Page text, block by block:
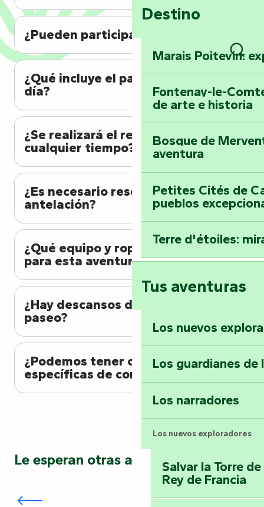
Destino
Marais Poitevin:
Fontenay-le-
de arte e historia
Bosque de
aventura
Petites Cités de
pueblos
Terre d'étoiles:
Tus aventuras
Los nuevos
Los guardianes de
Los narradores
Los nuevos exploradores
Salvar la Torre
Rey de Francia
¿Pueden participar los niños?
¿Qué incluye el paquete de un
día?
¿Se realizará el recorrido con
cualquier tiempo?
¿Es necesario reservar con
antelación?
¿Qué equipo y ropa necesita
para esta aventura?
¿Hay descansos durante el
paseo?
¿Podemos tener opciones
específicas de comida?
Le esperan otras aventuras…
Navegue en canoa, a remo o a pedales
por el Marais Poitevin